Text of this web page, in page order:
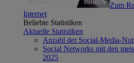
Zum
Internet
Beliebte Statistiken
Aktuelle Statistiken
Anzahl der Social-Media-
Social Networks mit den
2025